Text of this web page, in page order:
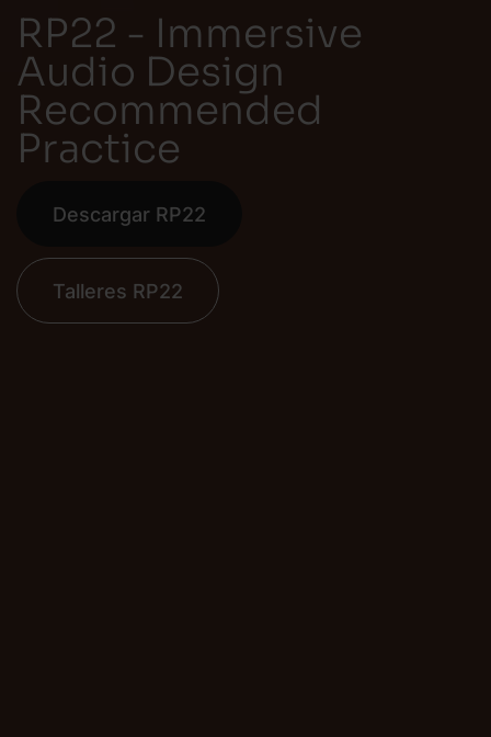
RP22 - Immersive
Audio Design
Recommended
Practice
Descargar RP22
Talleres RP22